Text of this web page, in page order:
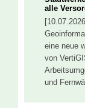
alle
eine neue
von
und